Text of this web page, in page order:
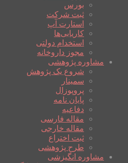
بورس
ثبت شرکت
استارت آپ
کاریابی‌ها
استخدام دولتی
مجوز داروخانه
مشاوره پژوهشی
شروع یک پژوهش
سمینار
پروپوزال
پایان نامه
دفاعیه
مقاله فارسی
مقاله خارجی
ثبت اختراع
طرح پژوهشی
مشاوره انگیزشی